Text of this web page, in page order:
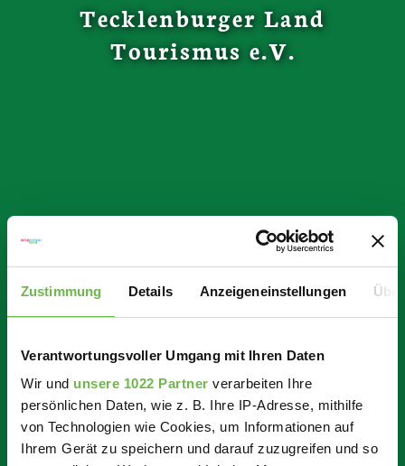
Zustimmung Details Anzeigeneinstellungen
Verantwortungsvoller Umgang mit Ihren Daten
Wir und unsere 1022 Partner verarbeiten Ihre
persönlichen Daten, wie z. B. Ihre IP-Adresse, mithilfe
von Technologien wie Cookies, um Informationen auf
Ihrem Gerät zu speichern und darauf zuzugreifen und so
Tecklenburger Land
Tourismus e.V.